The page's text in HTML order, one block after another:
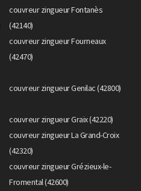
couvreur zingueur Fontanès
(42140)
couvreur zingueur Fourneaux
(42470)
couvreur zingueur Genilac (42800)
couvreur zingueur Graix (42220)
couvreur zingueur La Grand-Croix
(42320)
couvreur zingueur Grézieux-le-
Fromental (42600)